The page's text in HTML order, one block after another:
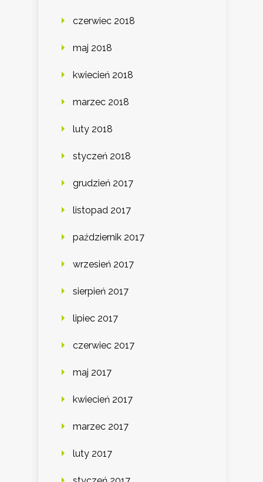
czerwiec 2018
maj 2018
kwiecień 2018
marzec 2018
luty 2018
styczeń 2018
grudzień 2017
listopad 2017
październik 2017
wrzesień 2017
sierpień 2017
lipiec 2017
czerwiec 2017
maj 2017
kwiecień 2017
marzec 2017
luty 2017